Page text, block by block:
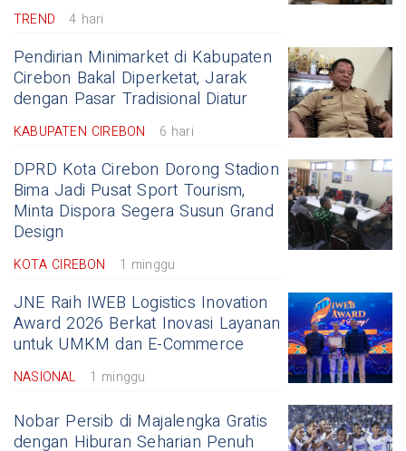
TREND 4 hari
Pendirian Minimarket di Kabupaten
Cirebon Bakal Diperketat, Jarak
dengan Pasar Tradisional Diatur
KABUPATEN CIREBON 6 hari
DPRD Kota Cirebon Dorong Stadion
Bima Jadi Pusat Sport Tourism,
Minta Dispora Segera Susun Grand
Design
KOTA CIREBON 1 minggu
JNE Raih IWEB Logistics Inovation
Award 2026 Berkat Inovasi Layanan
untuk UMKM dan E-Commerce
NASIONAL 1 minggu
Nobar Persib di Majalengka Gratis
dengan Hiburan Seharian Penuh